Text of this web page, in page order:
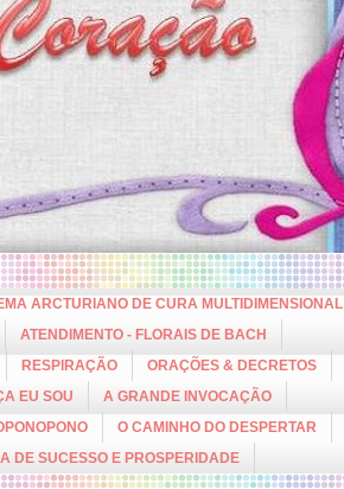
ARCTURIANO DE CURA MULTIDIMENSIONAL
ATENDIMENTO - FLORAIS DE BACH
RESPIRAÇÃO ORAÇÕES & DECRETOS
EU SOU
A GRANDE INVOCAÇÃO
O CAMINHO DO DESPERTAR
DE SUCESSO E PROSPERIDADE